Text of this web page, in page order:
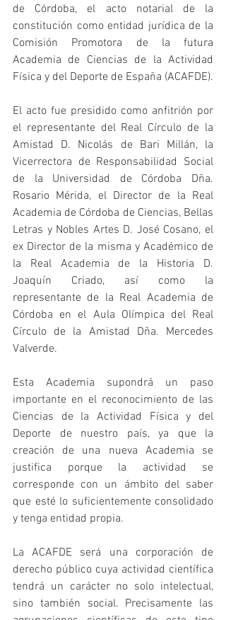
de Córdoba, el acto notarial de la
constitución como entidad jurídica de la
Comisión Promotora de la futura
Academia de Ciencias de la Actividad
Física y del Deporte de España (ACAFDE).
El acto fue presidido como anfitrión por
el representante del Real Círculo de la
Amistad D. Nicolás de Bari Millán, la
Vicerrectora de Responsabilidad Social
de la Universidad de Córdoba Dña.
Rosario Mérida, el Director de la Real
Academia de Córdoba de Ciencias, Bellas
Letras y Nobles Artes D. José Cosano, el
ex Director de la misma y Académico de
la Real Academia de la Historia D.
Joaquín Criado, así como la
representante de la Real Academia de
Córdoba en el Aula Olímpica del Real
Círculo de la Amistad Dña. Mercedes
Valverde.
Esta Academia supondrá un paso
importante en el reconocimiento de las
Ciencias de la Actividad Física y del
Deporte de nuestro país, ya que la
creación de una nueva Academia se
justifica porque la actividad se
corresponde con un ámbito del saber
que esté lo suficientemente consolidado
y tenga entidad propia.
La ACAFDE será una corporación de
derecho público cuya actividad científica
tendrá un carácter no solo intelectual,
sino también social. Precisamente las